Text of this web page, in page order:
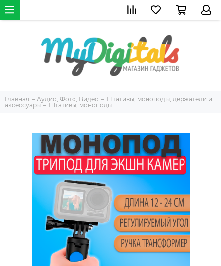
Главная Аудио, Фото, Видео
Штативы, моноподы, держатели и
аксессуары
Штативы, моноподы